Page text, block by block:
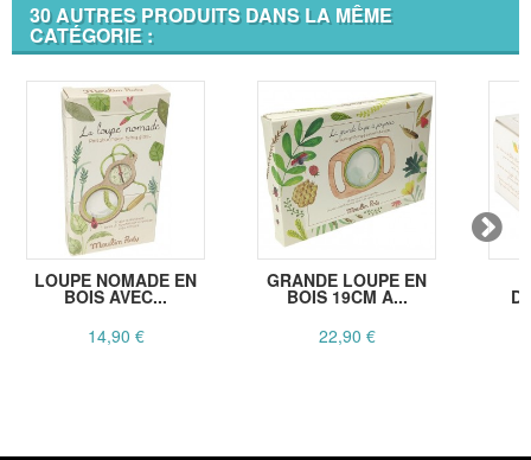
30 AUTRES PRODUITS DANS LA MÊME
CATÉGORIE :
LOUPE NOMADE EN
BOIS AVEC...
14,90 €
GRANDE LOUPE EN
BOIS 19CM A...
22,90 €